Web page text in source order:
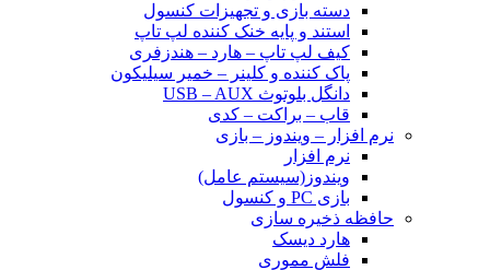
دسته بازی و تجهیزات کنسول
استند و پایه خنک کننده لپ تاپ
کیف لپ تاپ – هارد – هندزفری
پاک کننده و کلینر – خمیر سیلیکون
دانگل بلوتوث USB – AUX
قاب – براکت – کدی
نرم افزار – ویندوز – بازی
نرم افزار
ویندوز(سیستم عامل)
بازی PC و کنسول
حافظه ذخیره سازی
هارد دیسک
فلش مموری